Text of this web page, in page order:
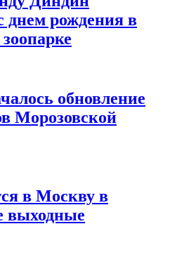
днем рождения в
обновление
Морозовской
в Москву в
выходные